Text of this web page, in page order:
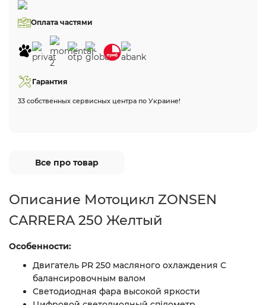
Оплата частями
Гарантия
33 собственных сервисных центра по Украине!
Все про товар
Описание Мотоцикл ZONSEN
CARRERA 250 Желтый
Особенности:
Двигатель PR 250 масляного охлаждения С
балансировочным валом
Светодиодная фара высокой яркости